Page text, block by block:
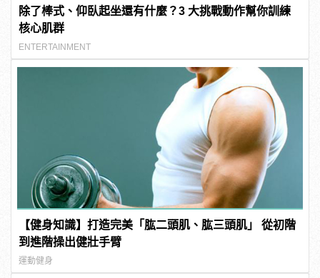
除了棒式、仰臥起坐還有什麼？3 大挑戰動作幫你訓練
核心肌群
ENTERTAINMENT
【健身知識】打造完美「肱二頭肌、肱三頭肌」 從初階
到進階操出健壯手臂
運動健身